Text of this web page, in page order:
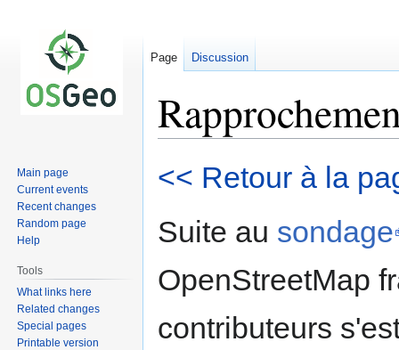
to
to
<< Retour à la
Suite au sondage
OpenStreetMap
contributeurs
Page Discussion
Main page
Current events
Recent changes
Random page
Help
Tools
What links here
Related changes
Special pages
Printable version